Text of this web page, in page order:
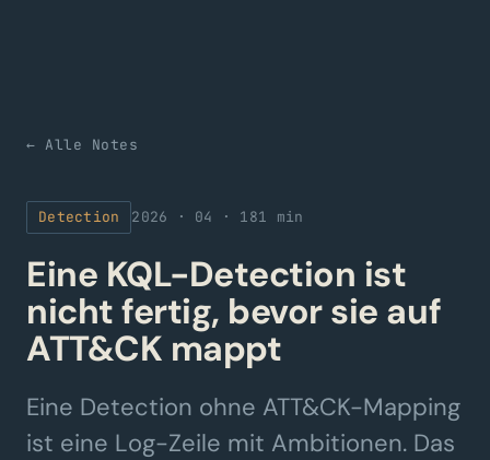
← Alle Notes
Detection 2026 · 04 · 181 min
Eine KQL-Detection ist
nicht fertig, bevor sie auf
ATT&CK mappt
Eine Detection ohne ATT&CK-Mapping
ist eine Log-Zeile mit Ambitionen. Das